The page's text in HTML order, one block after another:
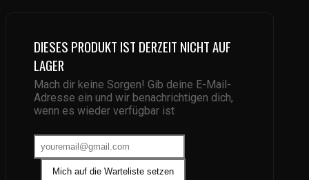
DIESES PRODUKT IST DERZEIT NICHT AUF
LAGER
Mach dir keine Sorgen! Gib deine E-Mail-
Adresse ein und wir benachrichtigen dich,
wenn es wieder verfügbar ist
Mich auf die Warteliste setzen